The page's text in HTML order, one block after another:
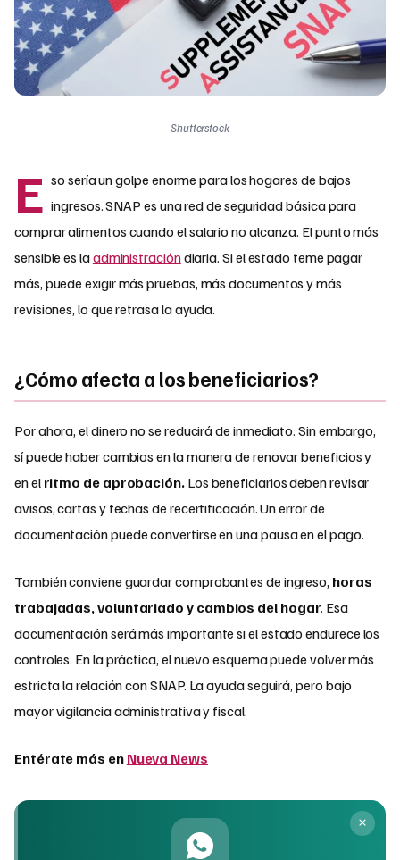
Shutterstock
E so sería un golpe enorme para los hogares de bajos
ingresos. SNAP es una red de seguridad básica para
comprar alimentos cuando el salario no alcanza. El punto más
sensible es laadministracióndiaria. Si el estado teme pagar
más, puede exigir más pruebas, más documentos y más
revisiones, lo que retrasa la ayuda.
¿Cómo afecta a los beneficiarios?
Por ahora, el dinero no se reducirá de inmediato. Sin embargo,
sí puede haber cambios en la manera de renovar beneficios y
en el ritmo de aprobación.Los beneficiarios deben revisar
avisos, cartas y fechas de recertificación. Un error de
documentación puede convertirse en una pausa en el pago.
También conviene guardar comprobantes de ingreso, horas
trabajadas, voluntariado y cambios del hogar. Esa
documentación será más importante si el estado endurece los
controles. En la práctica, el nuevo esquema puede volver más
estricta la relación con SNAP. La ayuda seguirá, pero bajo
mayor vigilancia administrativa y fiscal.
Entérate más en Nueva News